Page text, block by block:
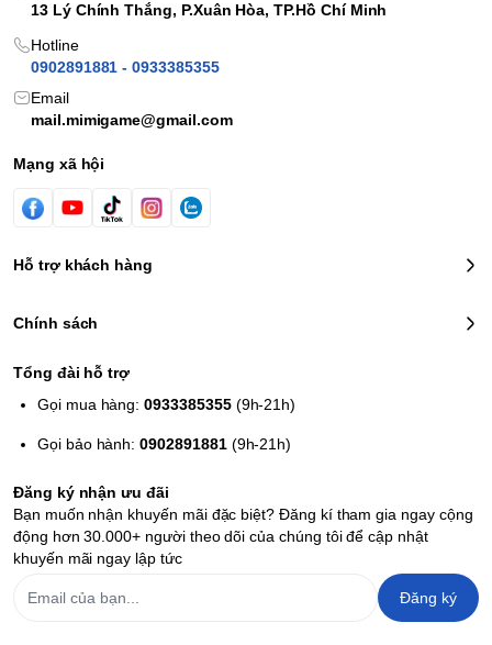
13 Lý Chính Thắng, P.Xuân Hòa, TP.Hồ Chí Minh
Hotline
0902891881 - 0933385355
Email
mail.mimigame@gmail.com
Mạng xã hội
Hỗ trợ khách hàng
Chính sách
Tổng đài hỗ trợ
Gọi mua hàng:0933385355(9h-21h)
Gọi bảo hành:0902891881(9h-21h)
Đăng ký nhận ưu đãi
Bạn muốn nhận khuyến mãi đặc biệt? Đăng kí tham gia ngay cộng
động hơn 30.000+ người theo dõi của chúng tôi để cập nhật
khuyến mãi ngay lập tức
Đăng ký